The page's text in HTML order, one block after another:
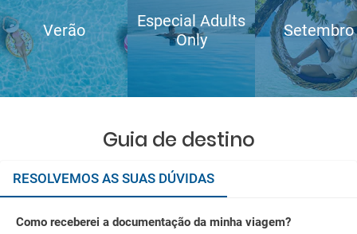
Verão
Especial Adults
Only
Setembro
Guia de destino
RESOLVEMOS AS SUAS DÚVIDAS
Como receberei a documentação da minha viagem?